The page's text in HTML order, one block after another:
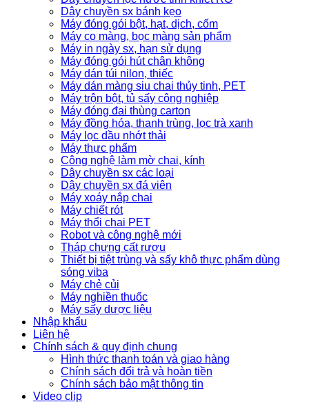
Dây chuyền sx bánh kẹo
Máy đóng gói bột, hạt, dịch, cốm
Máy co màng, bọc màng sản phẩm
Máy in ngày sx, hạn sử dụng
Máy đóng gói hút chân không
Máy dán túi nilon, thiếc
Máy dán màng siu chai thủy tinh, PET
Máy trộn bột, tủ sấy công nghiệp
Máy đóng đai thùng carton
Máy đồng hóa, thanh trùng, lọc trà xanh
Máy lọc dầu nhớt thải
Máy thực phẩm
Công nghệ làm mờ chai, kính
Dây chuyền sx các loại
Dây chuyền sx đá viên
Máy xoáy nắp chai
Máy chiết rót
Máy thổi chai PET
Robot và công nghệ mới
Tháp chưng cất rượu
Thiết bị tiệt trùng và sấy khô thực phẩm dùng
sóng viba
Máy chẻ củi
Máy nghiền thuốc
Máy sấy dược liệu
Nhập khẩu
Liên hệ
Chính sách & quy định chung
Hình thức thanh toán và giao hàng
Chính sách đổi trả và hoàn tiền
Chính sách bảo mật thông tin
Video clip